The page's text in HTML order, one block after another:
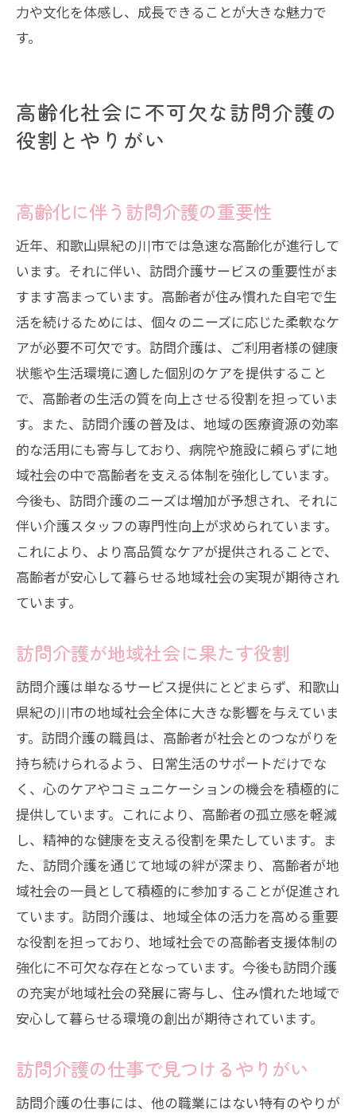
力や文化を体感し、成長できることが大きな魅力で
す。
高齢化社会に不可欠な訪問介護の
役割とやりがい
高齢化に伴う訪問介護の重要性
近年、和歌山県紀の川市では急速な高齢化が進行して
います。それに伴い、訪問介護サービスの重要性がま
すます高まっています。高齢者が住み慣れた自宅で生
活を続けるためには、個々のニーズに応じた柔軟なケ
アが必要不可欠です。訪問介護は、ご利用者様の健康
状態や生活環境に適した個別のケアを提供すること
で、高齢者の生活の質を向上させる役割を担っていま
す。また、訪問介護の普及は、地域の医療資源の効率
的な活用にも寄与しており、病院や施設に頼らずに地
域社会の中で高齢者を支える体制を強化しています。
今後も、訪問介護のニーズは増加が予想され、それに
伴い介護スタッフの専門性向上が求められています。
これにより、より高品質なケアが提供されることで、
高齢者が安心して暮らせる地域社会の実現が期待され
ています。
訪問介護が地域社会に果たす役割
訪問介護は単なるサービス提供にとどまらず、和歌山
県紀の川市の地域社会全体に大きな影響を与えていま
す。訪問介護の職員は、高齢者が社会とのつながりを
持ち続けられるよう、日常生活のサポートだけでな
く、心のケアやコミュニケーションの機会を積極的に
提供しています。これにより、高齢者の孤立感を軽減
し、精神的な健康を支える役割を果たしています。ま
た、訪問介護を通じて地域の絆が深まり、高齢者が地
域社会の一員として積極的に参加することが促進され
ています。訪問介護は、地域全体の活力を高める重要
な役割を担っており、地域社会での高齢者支援体制の
強化に不可欠な存在となっています。今後も訪問介護
の充実が地域社会の発展に寄与し、住み慣れた地域で
安心して暮らせる環境の創出が期待されています。
訪問介護の仕事で見つけるやりがい
訪問介護の仕事には、他の職業にはない特有のやりが